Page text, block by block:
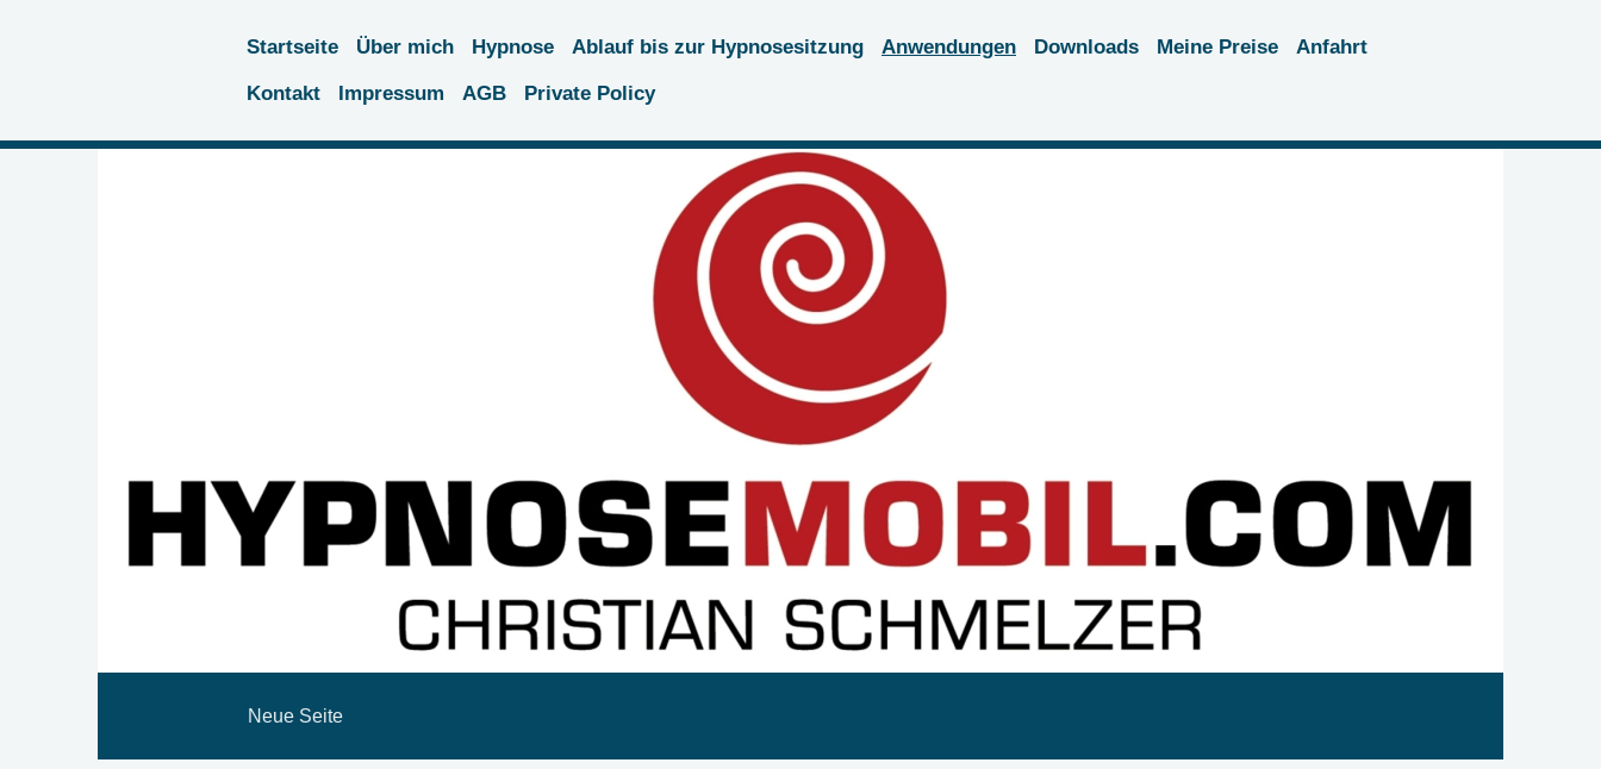
Startseite Über mich Hypnose Ablauf bis zur Hypnosesitzung Anwendungen Downloads Meine Preise Anfahrt
Kontakt Impressum AGB Private Policy
Neue Seite